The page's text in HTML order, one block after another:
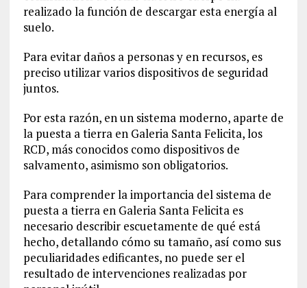
realizado la función de descargar esta energía al
suelo.
Para evitar daños a personas y en recursos, es
preciso utilizar varios dispositivos de seguridad
juntos.
Por esta razón, en un sistema moderno, aparte de
la puesta a tierra en Galeria Santa Felicita, los
RCD, más conocidos como dispositivos de
salvamento, asimismo son obligatorios.
Para comprender la importancia del sistema de
puesta a tierra en Galeria Santa Felicita es
necesario describir escuetamente de qué está
hecho, detallando cómo su tamaño, así como sus
peculiaridades edificantes, no puede ser el
resultado de intervenciones realizadas por